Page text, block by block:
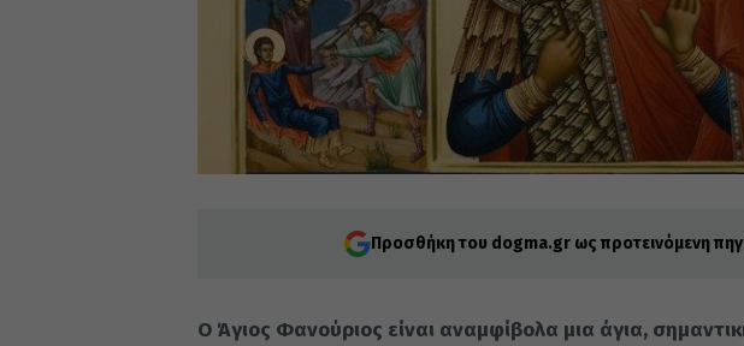
Προσθήκη του dogma.gr ως προτεινόμενη
Ο Άγιος Φανούριος είναι αναμφίβολα μια άγια,